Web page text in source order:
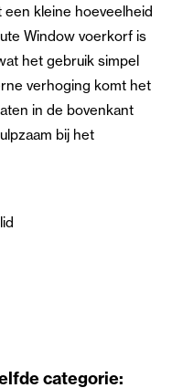
kleine hoeveelheid
Window voerkorf is
het gebruik simpel
verhoging komt het
in de bovenkant
bij het
categorie: